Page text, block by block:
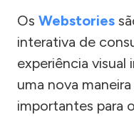
Os Webstories
interativa de
experiência visual
uma nova
importantes para